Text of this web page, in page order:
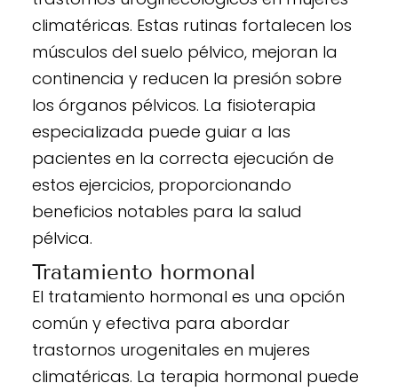
climatéricas. Estas rutinas fortalecen los
músculos del suelo pélvico, mejoran la
continencia y reducen la presión sobre
los órganos pélvicos. La fisioterapia
especializada puede guiar a las
pacientes en la correcta ejecución de
estos ejercicios, proporcionando
beneficios notables para la salud
pélvica.
Tratamiento hormonal
El tratamiento hormonal es una opción
común y efectiva para abordar
trastornos urogenitales en mujeres
climatéricas. La terapia hormonal puede